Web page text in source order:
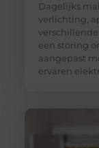
Dagelijks
verlichting,
een storing
aangepast
ervaren